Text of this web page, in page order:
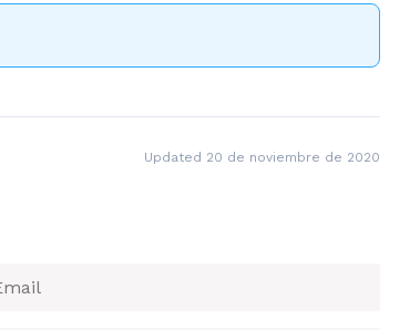
Updated 20 de noviembre de 2020